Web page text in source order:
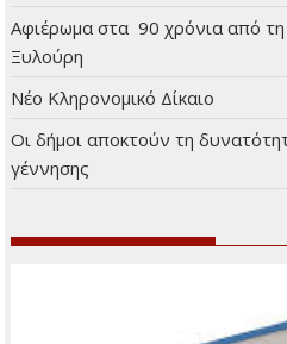
Αφιέρωμα στα 90 χρόνια από
Ξυλούρη
Νέο Κληρονομικό Δίκαιο
Οι δήμοι αποκτούν τη
γέννησης